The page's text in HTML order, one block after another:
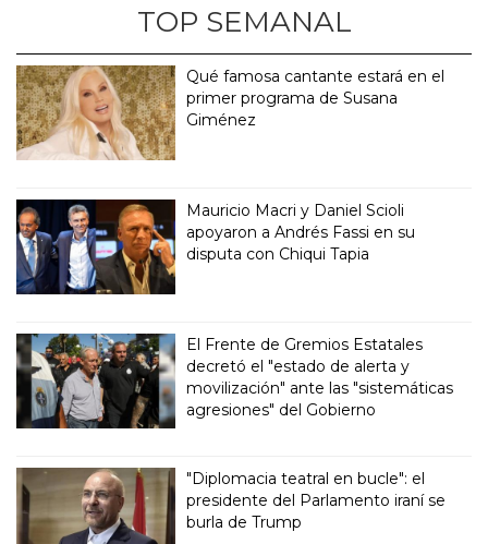
TOP SEMANAL
Qué famosa cantante estará en el
primer programa de Susana
Giménez
Mauricio Macri y Daniel Scioli
apoyaron a Andrés Fassi en su
disputa con Chiqui Tapia
El Frente de Gremios Estatales
decretó el "estado de alerta y
movilización" ante las "sistemáticas
agresiones" del Gobierno
"Diplomacia teatral en bucle": el
presidente del Parlamento iraní se
burla de Trump